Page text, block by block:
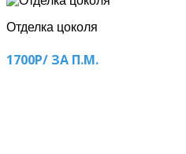
Отделка цоколя
1700Р/ ЗА П.М.